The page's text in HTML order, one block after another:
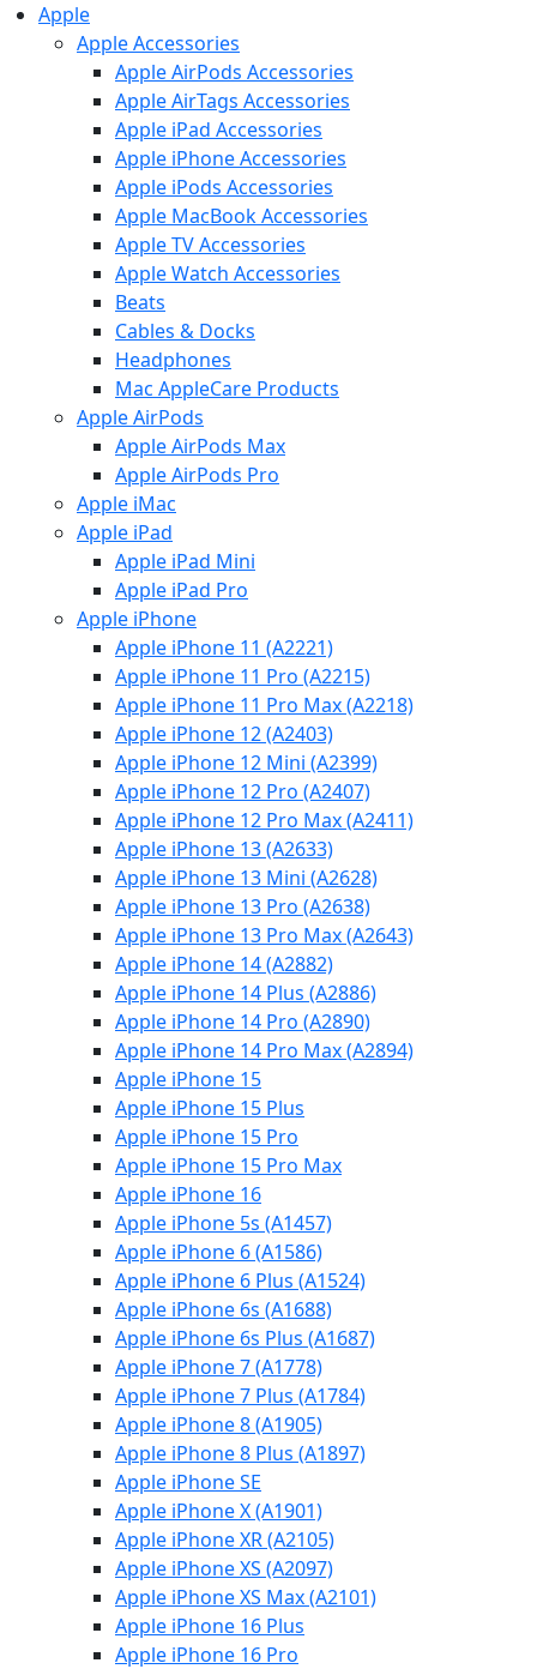
Apple
Apple Accessories
Apple AirPods Accessories
Apple AirTags Accessories
Apple iPad Accessories
Apple iPhone Accessories
Apple iPods Accessories
Apple MacBook Accessories
Apple TV Accessories
Apple Watch Accessories
Beats
Cables & Docks
Headphones
Mac AppleCare Products
Apple AirPods
Apple AirPods Max
Apple AirPods Pro
Apple iMac
Apple iPad
Apple iPad Mini
Apple iPad Pro
Apple iPhone
Apple iPhone 11 (A2221)
Apple iPhone 11 Pro (A2215)
Apple iPhone 11 Pro Max (A2218)
Apple iPhone 12 (A2403)
Apple iPhone 12 Mini (A2399)
Apple iPhone 12 Pro (A2407)
Apple iPhone 12 Pro Max (A2411)
Apple iPhone 13 (A2633)
Apple iPhone 13 Mini (A2628)
Apple iPhone 13 Pro (A2638)
Apple iPhone 13 Pro Max (A2643)
Apple iPhone 14 (A2882)
Apple iPhone 14 Plus (A2886)
Apple iPhone 14 Pro (A2890)
Apple iPhone 14 Pro Max (A2894)
Apple iPhone 15
Apple iPhone 15 Plus
Apple iPhone 15 Pro
Apple iPhone 15 Pro Max
Apple iPhone 16
Apple iPhone 5s (A1457)
Apple iPhone 6 (A1586)
Apple iPhone 6 Plus (A1524)
Apple iPhone 6s (A1688)
Apple iPhone 6s Plus (A1687)
Apple iPhone 7 (A1778)
Apple iPhone 7 Plus (A1784)
Apple iPhone 8 (A1905)
Apple iPhone 8 Plus (A1897)
Apple iPhone SE
Apple iPhone X (A1901)
Apple iPhone XR (A2105)
Apple iPhone XS (A2097)
Apple iPhone XS Max (A2101)
Apple iPhone 16 Plus
Apple iPhone 16 Pro